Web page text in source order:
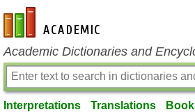
en-academic.com
Academic Dictionaries and
Interpretations Translations